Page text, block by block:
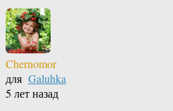
Chernomor
для Galuhka
5 лет назад